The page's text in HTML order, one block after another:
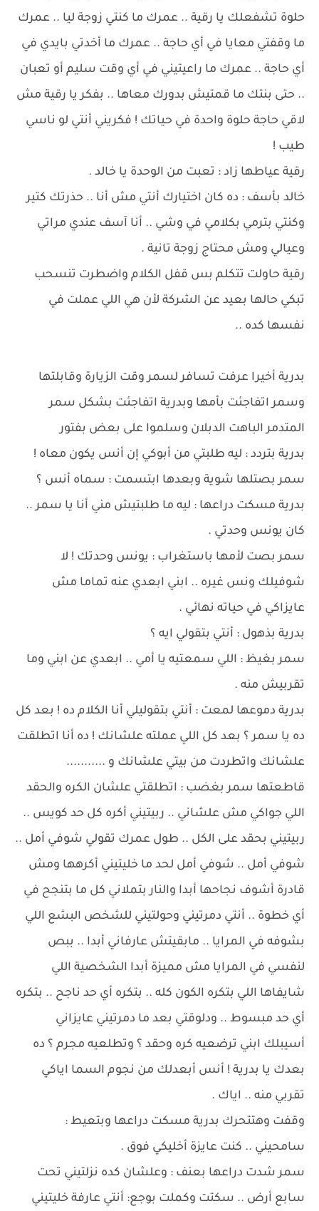
حلوة تشفعلك يا رقية .. عمرك ما كنتي زوجة ليا .. عمرك
ما وقفتي معايا في أي حاجة .. عمرك ما أخدتي بايدي في
أي حاجة .. عمرك ما راعيتيني في أي وقت سليم أو تعبان
.. حتى بنتك ما قمتيش بدورك معاها .. بفكر يا رقية مش
لاقي حاجة حلوة واحدة في حياتك ! فكريني أنتي لو ناسي
طيب !
رقية عياطها زاد : تعبت من الوحدة يا خالد .
خالد بأسف : ده كان اختيارك أنتي مش أنا .. حذرتك كتير
وكنتي بترمي بكلامي في وشي .. أنا آسف عندي مراتي
وعيالي ومش محتاج زوجة تانية .
رقية حاولت تتكلم بس قفل الكلام واضطرت تنسحب
تبكي حالها بعيد عن الشركة لأن هي اللي عملت في
نفسها كده ..
بدرية أخيرا عرفت تسافر لسمر وقت الزيارة وقابلتها
وسمر اتفاجئت بأمها وبدرية اتفاجئت بشكل سمر
المتدمر الباهت الدبلان وسلموا على بعض بفتور
بدرية بتردد : ليه طلبتي من أبوكي إن أنس يكون معاه !
سمر بصتلها شوية وبعدها ابتسمت : سماه أنس ؟
بدرية مسكت دراعها : ليه ما طلبتيش مني أنا يا سمر ..
كان يونس وحدتي .
سمر بصت لأمها باستغراب : يونس وحدتك ! لا
شوفيلك ونس غيره .. ابني ابعدي عنه تماما مش
عايزاكي في حياته نهائي .
بدرية بذهول : أنتي بتقولي ايه ؟
سمر بغيظ : اللي سمعتيه يا أمي .. ابعدي عن ابني وما
تقربيش منه .
بدرية دموعها لمعت : أنتي بتقوليلي أنا الكلام ده ! بعد كل
ده يا سمر ؟ بعد كل اللي عملته علشانك ! ده أنا اتطلقت
علشانك واتطردت من بيتي علشانك و ...........
قاطعتها سمر بغضب : اتطلقتي علشان الكره والحقد
اللي جواكي مش علشاني .. ربيتيني أكره كل حد كويس ..
ربيتيني بحقد على الكل .. طول عمرك تقولي شوفي أمل ..
شوفي أمل .. شوفي أمل لحد ما خليتيني أكرهها ومش
قادرة أشوف نجاحها أبدا والنار بتملاني كل ما بتنجح في
أي خطوة .. أنتي دمرتيني وحولتيني للشخص البشع اللي
بشوفه في المرايا .. مابقيتش عارفاني أبدا .. ببص
لنفسي في المرايا مش مميزة أبدا الشخصية اللي
شايفاها اللي بتكره الكون كله .. بتكره أي حد ناجح .. بتكره
أي حد مبسوط .. ودلوقتي بعد ما دمرتيني عايزاني
أسيبلك ابني ترضعيه كره وحقد ؟ وتطلعيه مجرم ؟ ده
بعدك يا بدرية ! أنس أبعدلك من نجوم السما اياكي
تقربي منه .. اياك .
وقفت وهتتحرك بدرية مسكت دراعها وبتعيط :
سامحيني .. كنت عايزة أخليكي فوق .
سمر شدت دراعها بعنف : وعلشان كده نزلتيني تحت
سابع أرض .. سكتت وكملت بوجع: أنتي عارفة خليتيني